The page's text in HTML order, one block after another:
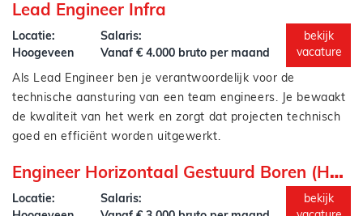
Denk je mee over technische oplossingen
Zorg je dat projecten gewoon goed draaien
Je hebt veel vrijheid, maar ook verantwoordelijkheid.
Lead Engineer Infra
Locatie:
Hoogeveen
Salaris:
Vanaf € 4.000 bruto per maand
bekijk
vacature
Als Lead Engineer ben je verantwoordelijk voor de
technische aansturing van een team engineers. Je bewaakt
de kwaliteit van het werk en zorgt dat projecten technisch
goed en efficiënt worden uitgewerkt.
Aansturen en begeleiden van engineers
Bewaken van technische kwaliteit en haalbaarheid
Engineer Horizontaal Gestuurd Boren (HDD)
Locatie:
Salaris:
bekijk